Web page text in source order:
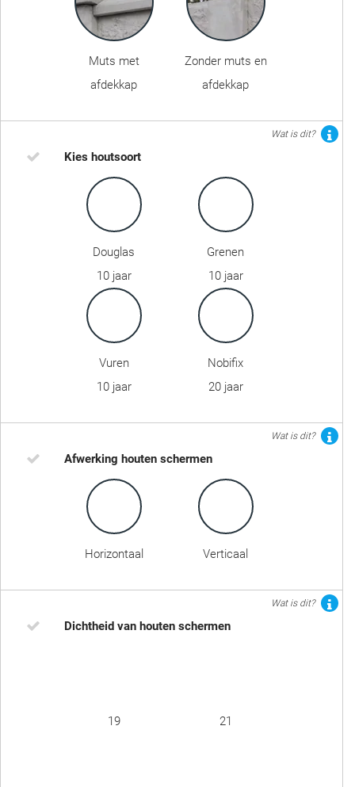
Muts met
afdekkap
Zonder muts en
afdekkap
Wat is dit?
Kies houtsoort
Douglas
10 jaar
Grenen
10 jaar
Vuren
10 jaar
Nobifix
20 jaar
Wat is dit?
Afwerking houten schermen
Horizontaal Verticaal
Wat is dit?
Dichtheid van houten schermen
19 21